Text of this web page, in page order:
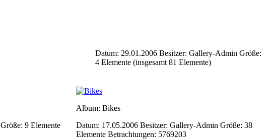
Datum: 29.01.2006 Besitzer: Gallery-Admin Größe:
4 Elemente (insgesamt 81 Elemente)
Größe: 9 Elemente
Album: Bikes
Datum: 17.05.2006 Besitzer: Gallery-Admin Größe: 38
Elemente Betrachtungen: 5769203